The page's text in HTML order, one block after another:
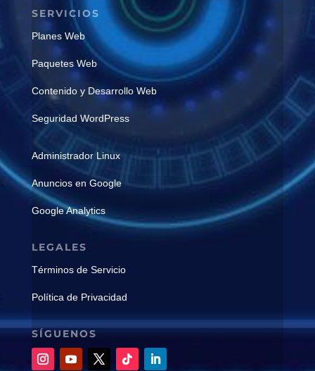
SERVICIOS
Planes Web
Paquetes Web
Contenido y Desarrollo Web
Seguridad WordPress
Administrador Linux
Anuncios en Google
Google Analytics
LEGALES
Términos de Servicio
Política de Privacidad
SÍGUENOS